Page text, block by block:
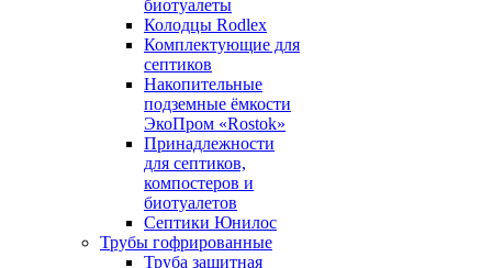
биотуалеты
Колодцы Rodlex
Комплектующие для
септиков
Накопительные
подземные ёмкости
ЭкоПром «Rostok»
Принадлежности
для септиков,
компостеров и
биотуалетов
Септики Юнилос
Трубы гофрированные
Труба защитная